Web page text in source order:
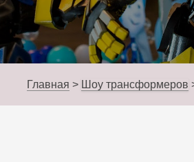
Главная > Шоу трансформеров